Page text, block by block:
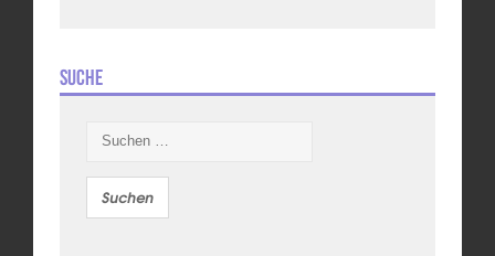
Suche
nach: